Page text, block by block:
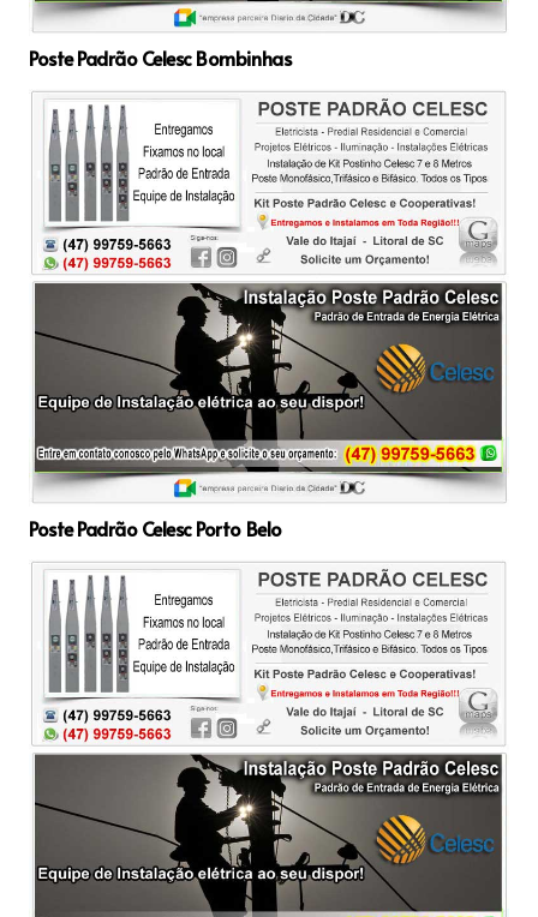
Poste Padrão Celesc Bombinhas
Poste Padrão Celesc Porto Belo